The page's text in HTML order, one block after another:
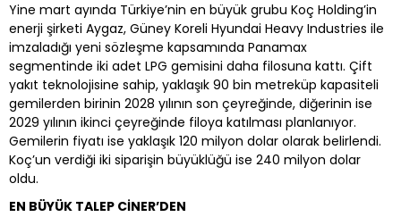
Yine mart ayında Türkiye’nin en büyük grubu Koç Holding’in
enerji şirketi Aygaz, Güney Koreli Hyundai Heavy Industries ile
imzaladığı yeni sözleşme kapsamında Panamax
segmentinde iki adet LPG gemisini daha filosuna kattı. Çift
yakıt teknolojisine sahip, yaklaşık 90 bin metreküp kapasiteli
gemilerden birinin 2028 yılının son çeyreğinde, diğerinin ise
2029 yılının ikinci çeyreğinde filoya katılması planlanıyor.
Gemilerin fiyatı ise yaklaşık 120 milyon dolar olarak belirlendi.
Koç’un verdiği iki siparişin büyüklüğü ise 240 milyon dolar
oldu.
EN BÜYÜK TALEP CİNER’DEN